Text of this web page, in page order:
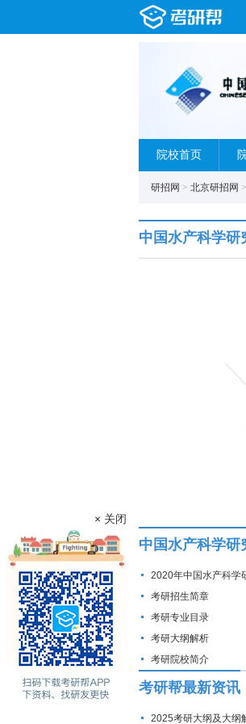
院校首页
研招网 > 北京研招网 >
中国水产科学研
中国水产科学研
2020年中国水产科学
考研招生简章
考研专业目录
考研大纲解析
考研院校简介
考研帮最新资讯
2025考研大纲及大纲
× 关闭